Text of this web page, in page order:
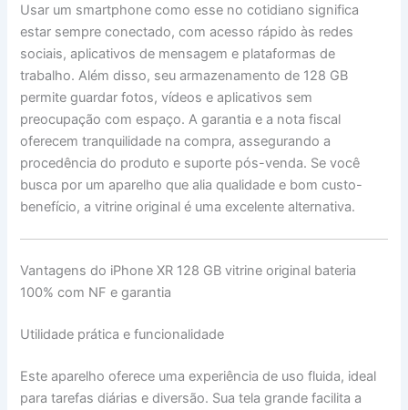
Usar um smartphone como esse no cotidiano significa
estar sempre conectado, com acesso rápido às redes
sociais, aplicativos de mensagem e plataformas de
trabalho. Além disso, seu armazenamento de 128 GB
permite guardar fotos, vídeos e aplicativos sem
preocupação com espaço. A garantia e a nota fiscal
oferecem tranquilidade na compra, assegurando a
procedência do produto e suporte pós-venda. Se você
busca por um aparelho que alia qualidade e bom custo-
benefício, a vitrine original é uma excelente alternativa.
Vantagens do iPhone XR 128 GB vitrine original bateria
100% com NF e garantia
Utilidade prática e funcionalidade
Este aparelho oferece uma experiência de uso fluida, ideal
para tarefas diárias e diversão. Sua tela grande facilita a